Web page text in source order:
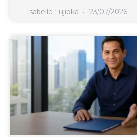
Isabelle Fujioka 23/07/2026